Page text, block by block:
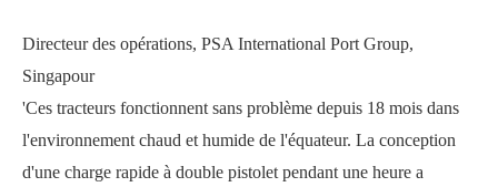
Directeur des opérations, PSA International Port Group,
Singapour
'Ces tracteurs fonctionnent sans problème depuis 18 mois dans
l'environnement chaud et humide de l'équateur. La conception
d'une charge rapide à double pistolet pendant une heure a